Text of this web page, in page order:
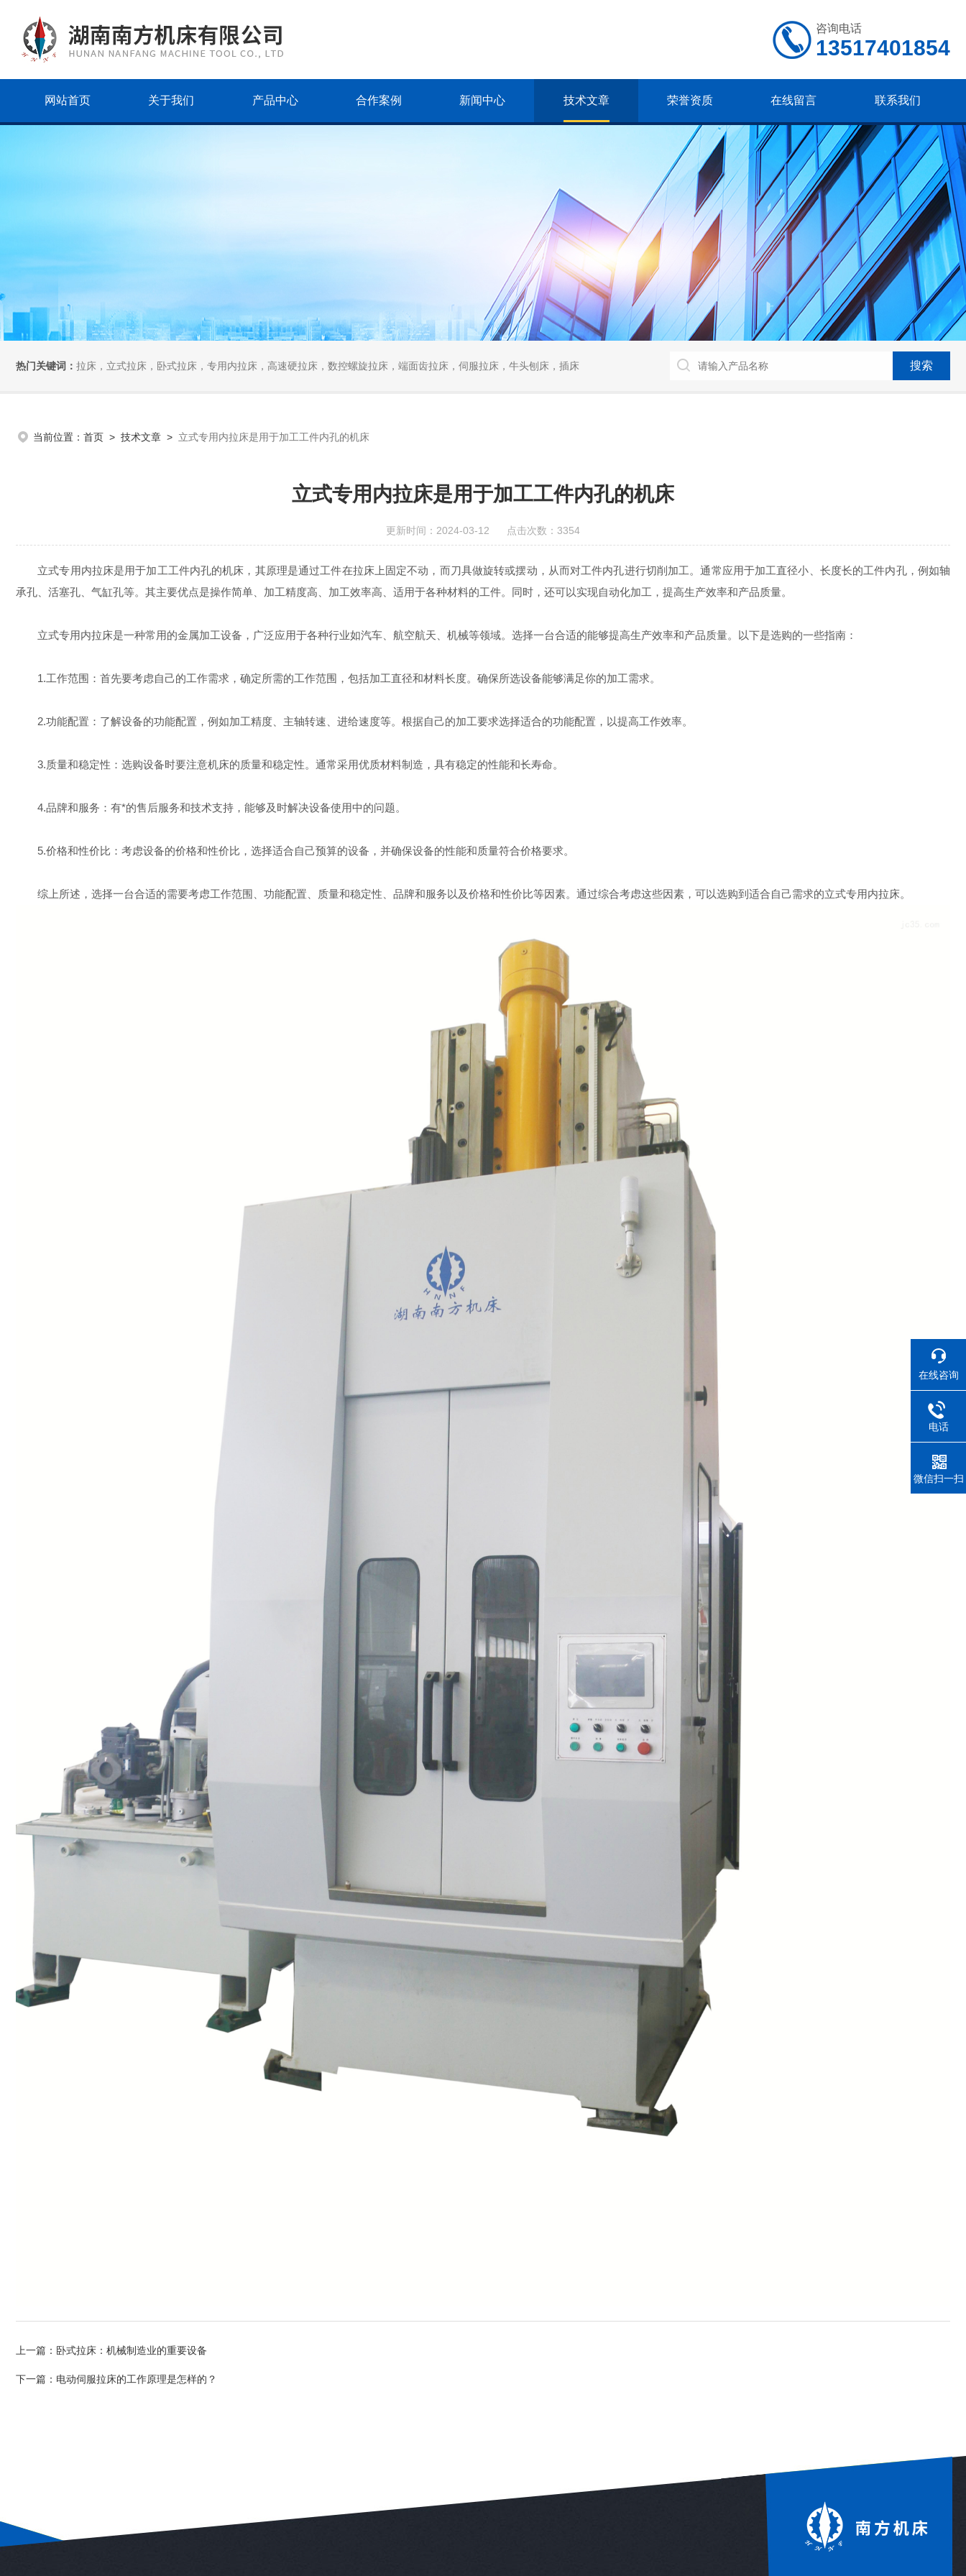
咨询电话
13517401854
网站首页 关于我们 产品中心 合作案例 新闻中心 技术文章 荣誉资质 在线留言 联系我们
热门关键词： 拉床，立式拉床，卧式拉床，专用内拉床，高速硬拉床，数控螺旋拉床，端面齿拉床，伺服拉床，牛头刨床，插床
当前位置： 首页 > 技术文章 > 立式专用内拉床是用于加工工件内孔的机床
立式专用内拉床是用于加工工件内孔的机床
更新时间：2024-03-12 点击次数：3354
立式专用内拉床是用于加工工件内孔的机床，其原理是通过工件在拉床上固定不动，而刀具做旋转或摆动，从而对工件内孔进行切削加工。通常应用于加工直径小、长度长的工件内孔，例如轴
承孔、活塞孔、气缸孔等。其主要优点是操作简单、加工精度高、加工效率高、适用于各种材料的工件。同时，还可以实现自动化加工，提高生产效率和产品质量。
立式专用内拉床是一种常用的金属加工设备，广泛应用于各种行业如汽车、航空航天、机械等领域。选择一台合适的能够提高生产效率和产品质量。以下是选购的一些指南：
1.工作范围：首先要考虑自己的工作需求，确定所需的工作范围，包括加工直径和材料长度。确保所选设备能够满足你的加工需求。
2.功能配置：了解设备的功能配置，例如加工精度、主轴转速、进给速度等。根据自己的加工要求选择适合的功能配置，以提高工作效率。
3.质量和稳定性：选购设备时要注意机床的质量和稳定性。通常采用优质材料制造，具有稳定的性能和长寿命。
4.品牌和服务：有*的售后服务和技术支持，能够及时解决设备使用中的问题。
5.价格和性价比：考虑设备的价格和性价比，选择适合自己预算的设备，并确保设备的性能和质量符合价格要求。
综上所述，选择一台合适的需要考虑工作范围、功能配置、质量和稳定性、品牌和服务以及价格和性价比等因素。通过综合考虑这些因素，可以选购到适合自己需求的立式专用内拉床。
上一篇： 卧式拉床：机械制造业的重要设备
下一篇： 电动伺服拉床的工作原理是怎样的？
在线咨询
电话
微信扫一扫